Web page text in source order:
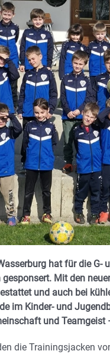
hat für die G-
Mit den
und auch bei
im Kinder- und
und
die Trainingsjacken